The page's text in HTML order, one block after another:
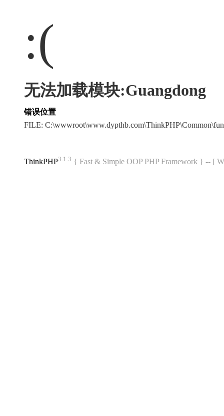
:(
无法加载模块:Guangdong
错误位置
FILE:
ThinkPHP3.1.3 { Fast & Simple OOP PHP Framework } -- [